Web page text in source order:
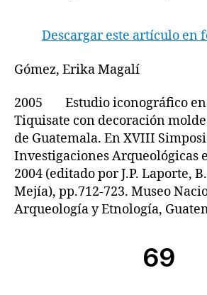
Descargar este artículo en
Gómez, Erika Magalí
2005 Estudio iconográfico en
Tiquisate con decoración
de Guatemala. En XVIII
Investigaciones Arqueológicas
2004 (editado por J.P. Laporte,
Mejía), pp.712-723. Museo
Arqueología y Etnología,
69